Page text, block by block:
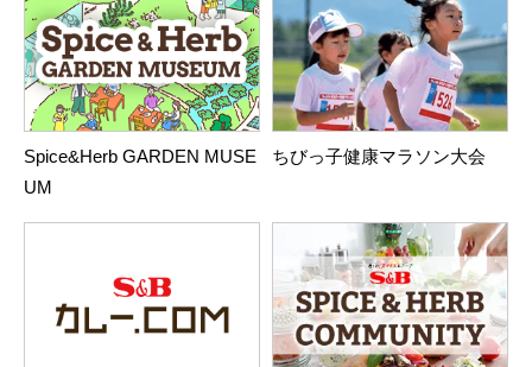
Spice&Herb GARDEN MUSE
UM
ちびっ子健康マラソン大会